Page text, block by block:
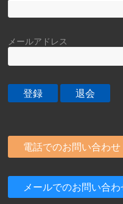
メールアドレス
電話でのお問い合わせ
メールでのお問い合わ